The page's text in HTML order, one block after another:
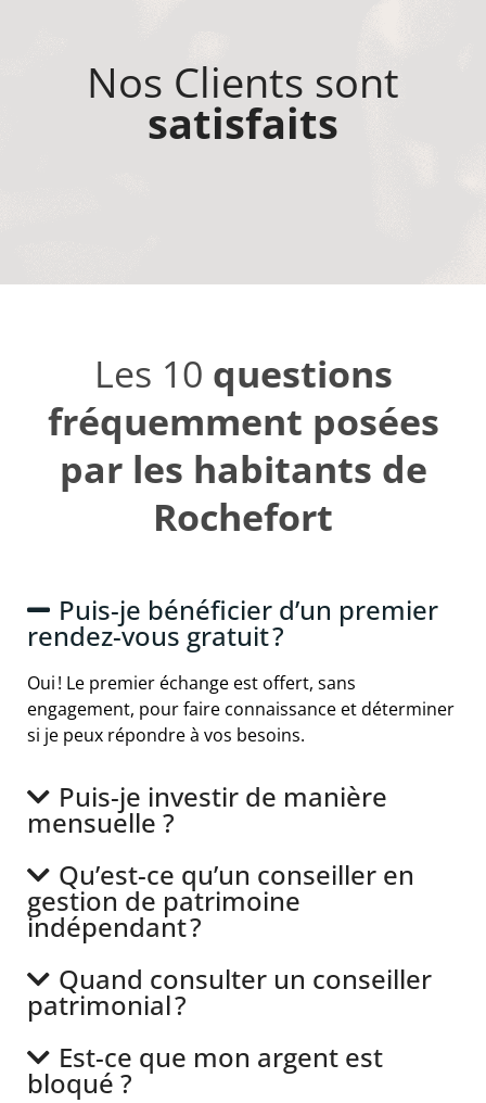
Nos Clients sont
satisfaits
Les 10 questions
fréquemment posées
par les habitants de
Rochefort
Puis-je bénéficier d’un premier
rendez-vous gratuit ?
Oui ! Le premier échange est offert, sans
engagement, pour faire connaissance et déterminer
si je peux répondre à vos besoins.
Puis-je investir de manière
mensuelle ?
Qu’est-ce qu’un conseiller en
gestion de patrimoine
indépendant ?
Quand consulter un conseiller
patrimonial ?
Est-ce que mon argent est
bloqué ?